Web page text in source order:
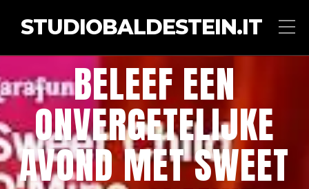
STUDIOBALDESTEIN.IT
BELEEF EEN
ONVERGETELIJKE
AVOND MET SWEET